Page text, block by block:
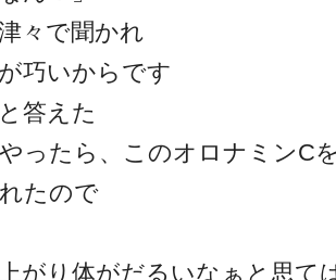
々で聞かれ
巧いからです
答えた
やったら、このオロナミンC
たので
がり体がだるいなぁと思て